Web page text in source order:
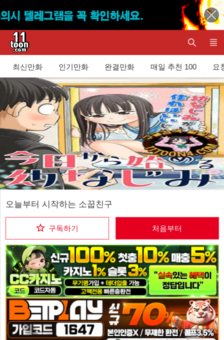
최신만화 인기만화 완결만화 매일 추천 100 요
오늘부터 시작하는 소꿉친구
구독하기 처음부터